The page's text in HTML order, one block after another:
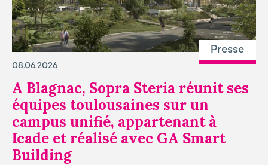
Presse
08.06.2026
A Blagnac, Sopra Steria réunit ses
équipes toulousaines sur un
campus unifié, appartenant à
Icade et réalisé avec GA Smart
Building